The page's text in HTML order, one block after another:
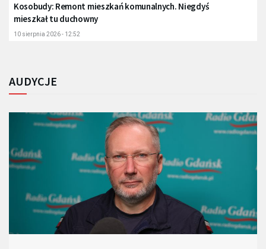
Kosobudy: Remont mieszkań komunalnych. Niegdyś
mieszkał tu duchowny
10 sierpnia 2026 - 12:52
AUDYCJE